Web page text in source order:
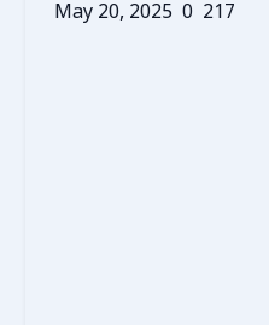
May 20, 2025 0 217